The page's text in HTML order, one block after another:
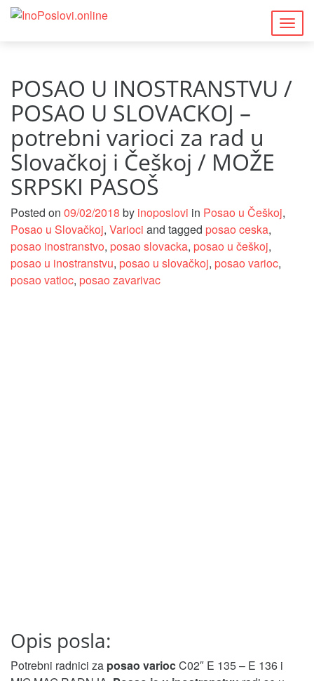
POSAO U INOSTRANSTVU /
POSAO U SLOVACKOJ –
potrebni varioci za rad u
Slovačkoj i Češkoj / MOŽE
SRPSKI PASOŠ
Posted on 09/02/2018 by inoposlovi in Posao u Češkoj,
Posao u Slovačkoj, Varioci and tagged posao ceska,
posao inostranstvo, posao slovacka, posao u češkoj,
posao u inostranstvu, posao u slovačkoj, posao varioc,
posao vatioc, posao zavarivac
Opis posla:
Potrebni radnici za posao variocC02″ E 135 – E 136 i